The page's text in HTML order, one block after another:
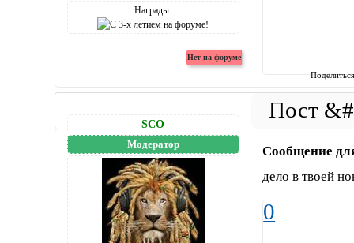
Награды:
SCO
Модератор
Сообщение
дело в твоей
0